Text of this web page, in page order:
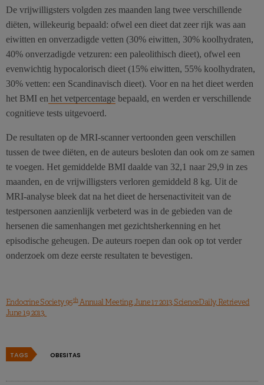
De vrijwilligsters volgden zes maanden lang twee verschillende
diëten, willekeurig bepaald: ofwel een dieet dat zeer rijk was aan
eiwitten en onverzadigde vetten (30% eiwitten, 30% koolhydraten,
40% onverzadigde vetzuren: een paleolithisch dieet), ofwel een
evenwichtig hypocalorisch dieet (15% eiwitten, 55% koolhydraten,
30% vetten: een Scandinavisch dieet). Voor en na het dieet werden
het BMI en het vetpercentage bepaald, en werden er verschillende
cognitieve tests uitgevoerd.
De resultaten op de MRI-scanner vertoonden geen verschillen
tussen de twee diëten, en de auteurs besloten dan ook om ze samen
te voegen. Het gemiddelde BMI daalde van 32,1 naar 29,9 in zes
maanden, en de vrijwilligsters verloren gemiddeld 8 kg. Uit de
MRI-analyse bleek dat na het dieet de hersenactiviteit van de
testpersonen aanzienlijk verbeterd was in de gebieden van de
hersenen die samenhangen met gezichtsherkenning en het
episodische geheugen. De auteurs roepen dan ook op tot verder
onderzoek om deze eerste resultaten te bevestigen.
Endocrine Society 95thAnnual Meeting, June 17 2013, ScienceDaily, Retrieved
June 19 2013.
TAGS OBESITAS